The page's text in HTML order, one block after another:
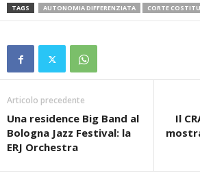
TAGS AUTONOMIA DIFFERENZIATA CORTE
Articolo precedente
Una residence Big Band al
Bologna Jazz Festival: la
ERJ Orchestra
Il